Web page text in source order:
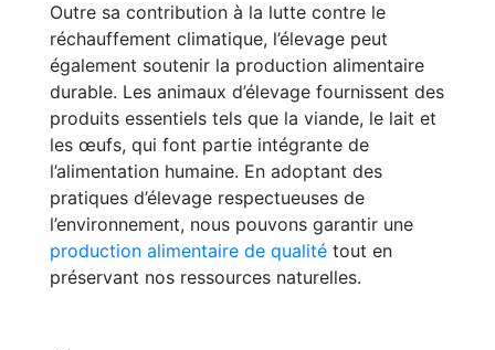
Outre sa contribution à la lutte contre le
réchauffement climatique, l’élevage peut
également soutenir la production alimentaire
durable. Les animaux d’élevage fournissent des
produits essentiels tels que la viande, le lait et
les œufs, qui font partie intégrante de
l’alimentation humaine. En adoptant des
pratiques d’élevage respectueuses de
l’environnement, nous pouvons garantir une
production alimentaire de qualité tout en
préservant nos ressources naturelles.